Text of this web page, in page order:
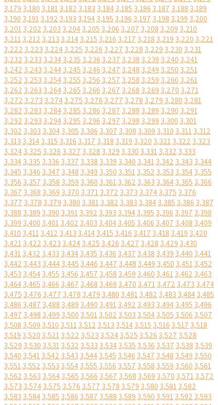
3,179 3,180 3,1813,182 3,183 3,1843,185 3,186 3,187 3,188 3,189
3,190 3,1913,192 3,193 3,1943,195 3,196 3,197 3,198 3,199 3,200
3,2013,202 3,203 3,2043,205 3,206 3,207 3,208 3,209 3,210
3,2113,212 3,213 3,2143,215 3,216 3,217 3,218 3,219 3,220 3,221
3,222 3,223 3,2243,225 3,226 3,227 3,228 3,229 3,230 3,231
3,232 3,233 3,2343,235 3,236 3,237 3,238 3,239 3,240 3,241
3,242 3,243 3,2443,245 3,246 3,247 3,248 3,249 3,250 3,251
3,252 3,253 3,2543,255 3,256 3,257 3,258 3,259 3,260 3,261
3,262 3,263 3,2643,265 3,266 3,267 3,268 3,269 3,270 3,271
3,272 3,273 3,2743,275 3,276 3,277 3,278 3,279 3,280 3,281
3,282 3,283 3,2843,285 3,286 3,287 3,288 3,289 3,290 3,291
3,292 3,293 3,2943,295 3,296 3,297 3,298 3,299 3,300 3,301
3,302 3,303 3,3043,305 3,306 3,307 3,308 3,309 3,310 3,3113,312
3,313 3,3143,315 3,316 3,317 3,318 3,319 3,320 3,3213,322 3,323
3,3243,325 3,326 3,327 3,328 3,329 3,330 3,3313,332 3,333
3,3343,335 3,336 3,337 3,338 3,339 3,340 3,3413,342 3,343 3,344
3,345 3,346 3,347 3,348 3,349 3,350 3,3513,352 3,353 3,3543,355
3,356 3,357 3,358 3,359 3,360 3,3613,362 3,363 3,3643,365 3,366
3,367 3,368 3,369 3,370 3,3713,372 3,373 3,3743,375 3,376
3,377 3,378 3,379 3,380 3,3813,382 3,383 3,3843,385 3,386 3,387
3,388 3,389 3,390 3,3913,392 3,393 3,3943,395 3,396 3,397 3,398
3,399 3,400 3,4013,402 3,403 3,4043,405 3,406 3,407 3,408 3,409
3,410 3,4113,412 3,413 3,4143,415 3,416 3,417 3,418 3,419 3,420
3,4213,422 3,423 3,4243,425 3,426 3,427 3,428 3,429 3,430
3,4313,432 3,433 3,4343,435 3,436 3,437 3,438 3,439 3,440 3,441
3,442 3,443 3,4443,445 3,446 3,447 3,448 3,449 3,450 3,4513,452
3,453 3,4543,455 3,456 3,457 3,458 3,459 3,460 3,4613,462 3,463
3,4643,465 3,466 3,467 3,468 3,469 3,470 3,4713,472 3,473 3,474
3,475 3,476 3,477 3,478 3,479 3,480 3,4813,482 3,483 3,4843,485
3,486 3,487 3,488 3,489 3,490 3,4913,492 3,493 3,4943,495 3,496
3,497 3,498 3,499 3,500 3,5013,502 3,503 3,5043,505 3,506 3,507
3,508 3,509 3,510 3,5113,512 3,513 3,5143,515 3,516 3,517 3,518
3,519 3,520 3,5213,522 3,523 3,5243,525 3,526 3,527 3,528
3,529 3,530 3,5313,532 3,533 3,5343,535 3,536 3,537 3,538 3,539
3,540 3,5413,542 3,543 3,5443,545 3,546 3,547 3,548 3,549 3,550
3,5513,552 3,553 3,5543,555 3,556 3,557 3,558 3,559 3,560 3,561
3,562 3,563 3,5643,565 3,566 3,567 3,568 3,569 3,570 3,5713,572
3,573 3,5743,575 3,576 3,577 3,578 3,579 3,580 3,5813,582
3,583 3,5843,585 3,586 3,587 3,588 3,589 3,590 3,5913,592 3,593